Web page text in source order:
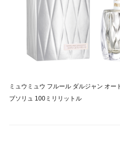
ミュウミュウ フルール ダルジャン オー
ブソリュ 100ミリリットル